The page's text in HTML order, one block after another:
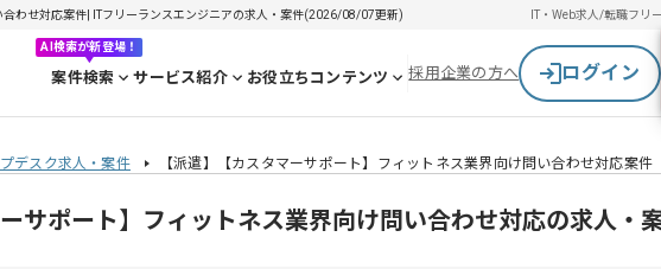
合わせ対応案件| ITフリーランスエンジニアの求人・案件(2026/08/07更新) IT・Web求人/転職フリ
AI検索が新登場！
案件検索 サービス紹介 お役立ちコンテンツ 採用企業の方へ ログイン
デスク求人・案件 【派遣】【カスタマーサポート】フィットネス業界向け問い合わせ対応案件
ーサポート】フィットネス業界向け問い合わせ対応の求人・